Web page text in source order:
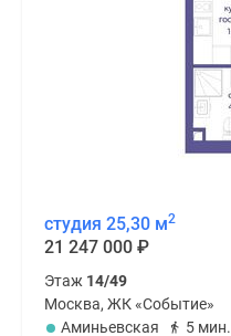
студия 25,30 м2
21 247 000 ₽
Этаж 14/49
Москва, ЖК «Событие»
Аминьевская
5 мин.